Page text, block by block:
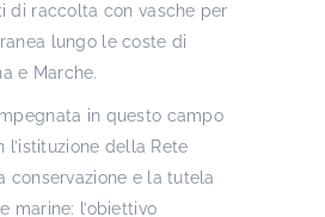
di raccolta con vasche per
lungo le coste di
e Marche.
in questo campo
l’istituzione della Rete
conservazione e la tutela
marine: l’obiettivo